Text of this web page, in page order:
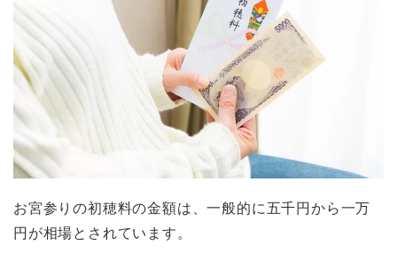
お宮参りの初穂料の金額は、一般的に五千円から一万
円が相場とされています。